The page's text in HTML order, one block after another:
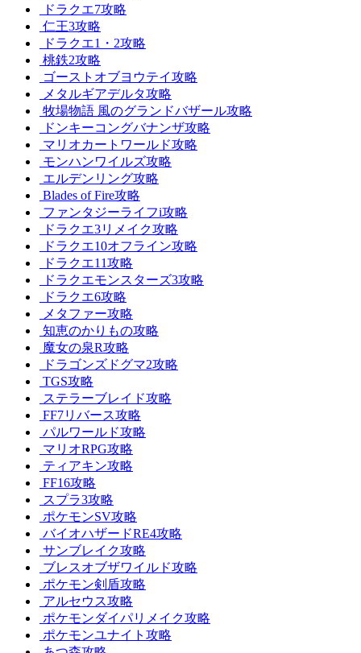
ドラクエ7攻略
仁王3攻略
ドラクエ1・2攻略
桃鉄2攻略
ゴーストオブヨウテイ攻略
メタルギアデルタ攻略
牧場物語 風のグランドバザール攻略
ドンキーコングバナンザ攻略
マリオカートワールド攻略
モンハンワイルズ攻略
エルデンリング攻略
Blades of Fire攻略
ファンタジーライフi攻略
ドラクエ3リメイク攻略
ドラクエ10オフライン攻略
ドラクエ11攻略
ドラクエモンスターズ3攻略
ドラクエ6攻略
メタファー攻略
知恵のかりもの攻略
魔女の泉R攻略
ドラゴンズドグマ2攻略
TGS攻略
ステラーブレイド攻略
FF7リバース攻略
パルワールド攻略
マリオRPG攻略
ティアキン攻略
FF16攻略
スプラ3攻略
ポケモンSV攻略
バイオハザードRE4攻略
サンブレイク攻略
ブレスオブザワイルド攻略
ポケモン剣盾攻略
アルセウス攻略
ポケモンダイパリメイク攻略
ポケモンユナイト攻略